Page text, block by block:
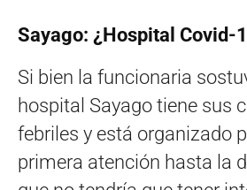
Sayago: ¿Hospital Covid-
Si bien la funcionaria
hospital Sayago tiene sus
febriles y está organizado
primera atención hasta la